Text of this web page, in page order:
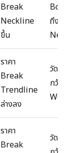
Break
Neckline
ขึ้น
ถึง
ราคา
Break
Trendline
ล่างลง
วัดจาก
กว้างข
Wedge
ราคา
Break
วัดจาก